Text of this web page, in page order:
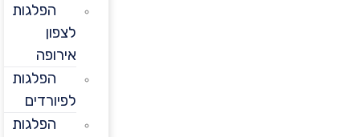
הפלגות
אירופה
הפלגות
לפיורדים
הפלגות